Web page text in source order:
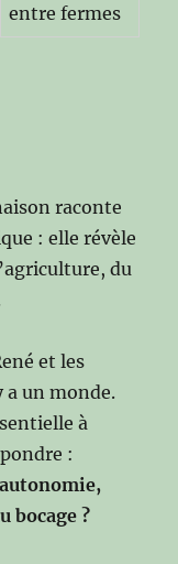
entre fermes
raconte
: elle révèle
du
et les
a un monde.
à
:
bocage ?